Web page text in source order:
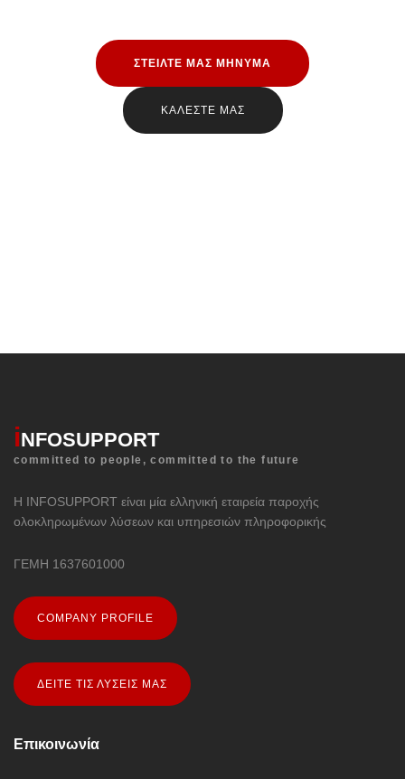
ΣΤΕΙΛΤΕ ΜΑΣ ΜΗΝΥΜΑ
ΚΑΛΕΣΤΕ ΜΑΣ
iNFOSUPPORT
committed to people, committed to the future
Η INFOSUPPORT είναι μία ελληνική εταιρεία παροχής
ολοκληρωμένων λύσεων και υπηρεσιών πληροφορικής
ΓΕΜΗ 1637601000
COMPANY PROFILE
ΔΕΙΤΕ ΤΙΣ ΛΥΣΕΙΣ ΜΑΣ
Επικοινωνία